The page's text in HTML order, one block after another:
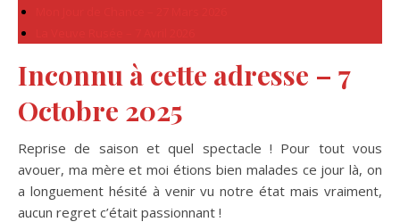
Inconnu à cette adresse – 7
Octobre 2025
Reprise de saison et quel spectacle ! Pour tout vous
avouer, ma mère et moi étions bien malades ce jour là, on
a longuement hésité à venir vu notre état mais vraiment,
aucun regret c’était passionnant !